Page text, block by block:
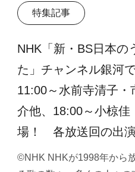
特集記事
NHK「新・BS日本の
た」チャンネル銀河
11:00～水前寺清子・
介他、18:00～小椋佳
場！ 各放送回の出
©NHK NHKが1998年から